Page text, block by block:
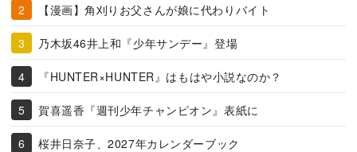
【漫画】角刈りお父さんが娘に代わりバイト
乃木坂46井上和『少年サンデー』登場
『HUNTER×HUNTER』はもはや小説なのか？
賀喜遥香『週刊少年チャンピオン』表紙に
桜井日奈子、2027年カレンダーブック